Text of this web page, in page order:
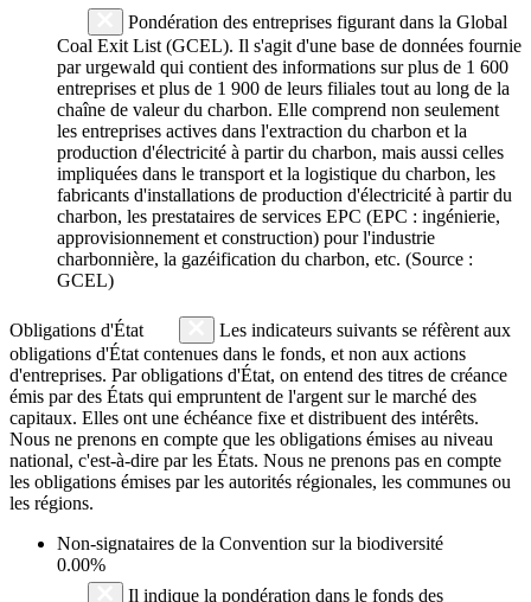
Pondération des entreprises figurant dans la Global
Coal Exit List (GCEL). Il s'agit d'une base de données fournie
par urgewald qui contient des informations sur plus de 1 600
entreprises et plus de 1 900 de leurs filiales tout au long de la
chaîne de valeur du charbon. Elle comprend non seulement
les entreprises actives dans l'extraction du charbon et la
production d'électricité à partir du charbon, mais aussi celles
impliquées dans le transport et la logistique du charbon, les
fabricants d'installations de production d'électricité à partir du
charbon, les prestataires de services EPC (EPC : ingénierie,
approvisionnement et construction) pour l'industrie
charbonnière, la gazéification du charbon, etc. (Source :
GCEL)
Obligations d'État
Les indicateurs suivants se réfèrent aux
obligations d'État contenues dans le fonds, et non aux actions
d'entreprises. Par obligations d'État, on entend des titres de créance
émis par des États qui empruntent de l'argent sur le marché des
capitaux. Elles ont une échéance fixe et distribuent des intérêts.
Nous ne prenons en compte que les obligations émises au niveau
national, c'est-à-dire par les États. Nous ne prenons pas en compte
les obligations émises par les autorités régionales, les communes ou
les régions.
Non-signataires de la Convention sur la biodiversité
0.00%
Il indique la pondération dans le fonds des